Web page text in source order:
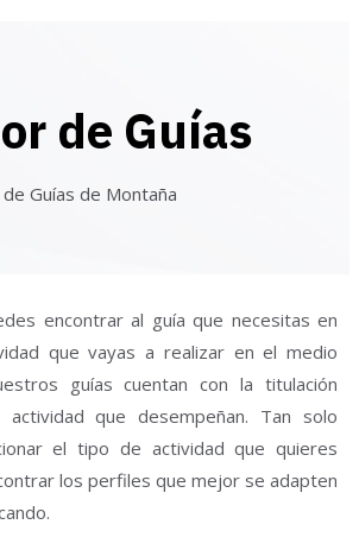
de Guías
Guías de Montaña
encontrar al guía que necesitas en
que vayas a realizar en el medio
guías cuentan con la titulación
actividad que desempeñan. Tan solo
el tipo de actividad que quieres
los perfiles que mejor se adapten